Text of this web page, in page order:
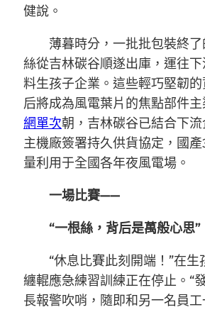
健說。
薄暮時分，一批批包裝終
絲從吉林碳谷順遂出庫，運往
料生孩子企業。這些輕巧堅韌
后將成為風電葉片的焦點部件
網單次朝，吉林碳谷已結合下
主機廠簽署持久供貨協定，國
量利用于全國各年夜風電場。
一場比賽——
“一根絲，背后是萬般心思”
“休息比賽此刻開端！”在
纏輥應急練習訓練正在停止。“
長報警吹哨，隨即和另一名員